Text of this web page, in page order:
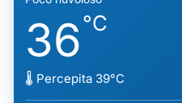
36°C
🌡️ Percepita 39°C